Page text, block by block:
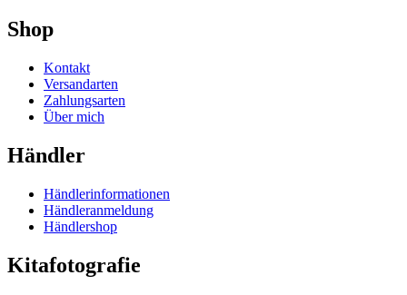
Shop
Kontakt
Versandarten
Zahlungsarten
Über mich
Händler
Händlerinformationen
Händleranmeldung
Händlershop
Kitafotografie